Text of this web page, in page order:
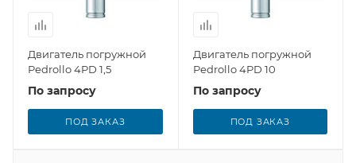
Двигатель погружной
Pedrollo 4PD 1,5
По запросу
ПОД ЗАКАЗ
Двигатель погружной
Pedrollo 4PD 10
По запросу
ПОД ЗАКАЗ